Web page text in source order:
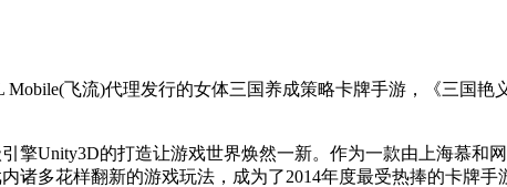
飞流)代理发行的女体三国养成策略卡牌手游，《三国
擎Unity3D的打造让游戏世界焕然一新。作为一款由上海慕
诸多花样翻新的游戏玩法，成为了2014年度最受热捧的卡牌